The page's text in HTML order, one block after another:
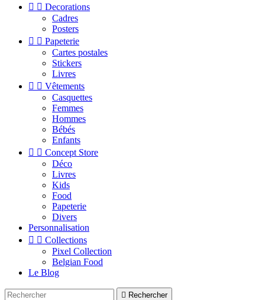
  Decorations
Cadres
Posters
  Papeterie
Cartes postales
Stickers
Livres
  Vêtements
Casquettes
Femmes
Hommes
Bébés
Enfants
  Concept Store
Déco
Livres
Kids
Food
Papeterie
Divers
Personnalisation
  Collections
Pixel Collection
Belgian Food
Le Blog
 Rechercher